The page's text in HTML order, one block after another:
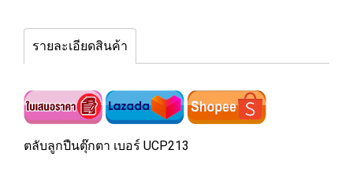
รายละเอียดสินค้า
ตลับลูกปืนตุ๊กตา เบอร์ UCP213